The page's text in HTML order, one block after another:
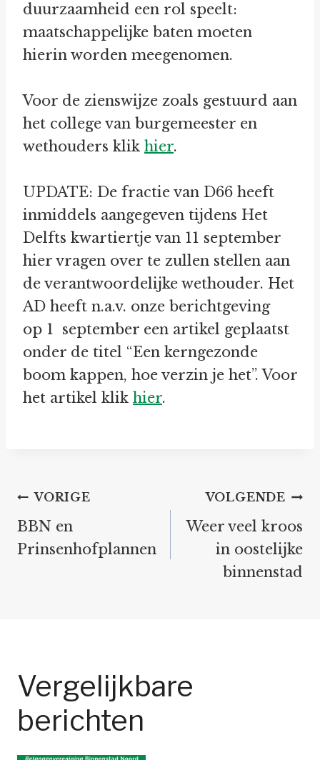
duurzaamheid een rol speelt:
maatschappelijke baten moeten
hierin worden meegenomen.
Voor de zienswijze zoals gestuurd aan
het college van burgemeester en
wethouders klik hier.
UPDATE: De fractie van D66 heeft
inmiddels aangegeven tijdens Het
Delfts kwartiertje van 11 september
hier vragen over te zullen stellen aan
de verantwoordelijke wethouder. Het
AD heeft n.a.v. onze berichtgeving
op 1 september een artikel geplaatst
onder de titel “Een kerngezonde
boom kappen, hoe verzin je het”. Voor
het artikel klik hier.
Bericht
navigatie
VORIGE
BBN en
Prinsenhofplannen
VOLGENDE
Weer veel kroos
in oostelijke
binnenstad
Vergelijkbare
berichten